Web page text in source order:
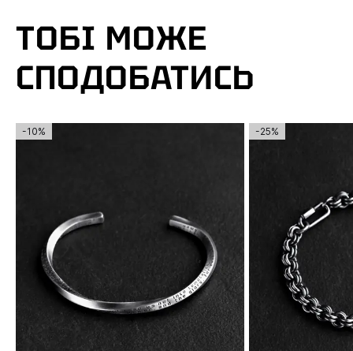
ТОБІ МОЖЕ
СПОДОБАТИСЬ
-10% -25%